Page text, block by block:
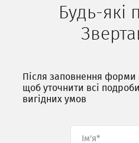
Будь-які
Після заповнення
щоб уточнити всі
вигідних умов